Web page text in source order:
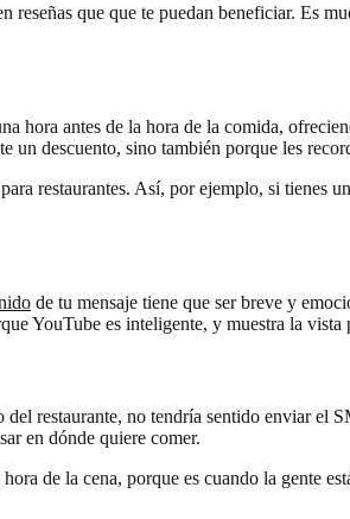
que que te puedan beneficiar. Es
hora antes de la hora de la comida,
descuento, sino también porque les
restaurantes. Así, por ejemplo, si tienes
de tu mensaje tiene que ser breve y
YouTube es inteligente, y muestra la
restaurante, no tendría sentido enviar el
en dónde quiere comer.
de la cena, porque es cuando la gente